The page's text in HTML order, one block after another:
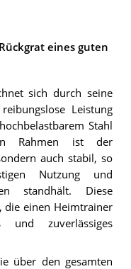
eines guten
sich durch seine
Leistung
Stahl
Rahmen ist der
auch stabil, so
Nutzung und
standhält. Diese
die einen Heimtrainer
zuverlässiges
über den gesamten